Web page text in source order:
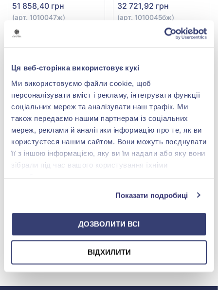
Ця веб-сторінка використовує кукі
Ми використовуємо файли cookie, щоб
персоналізувати вміст і рекламу, інтегрувати функції
соціальних мереж та аналізувати наш трафік. Ми
також передаємо нашим партнерам із соціальних
мереж, реклами й аналітики інформацію про те, як ви
користуєтеся нашим сайтом. Вони можуть поєднувати
її з іншою інформацією, яку ви їм надали або яку вони
зібрали під час вашого користування їхніми
Показати подробиці
ДОЗВОЛИТИ ВСІ
ВІДХИЛИТИ
51 858,40 грн
(арт. 1010047ж)
32 721,92 грн
(арт. 1010045бж)
Колье из желто-белого
золота 585°, арт.
МЫ В INSTAGRAM